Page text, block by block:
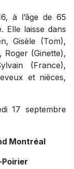
à l’âge de 65
Elle laisse dans
Gisèle (Tom),
Roger (Ginette),
(France),
et nièces,
17 septembre
Montréal